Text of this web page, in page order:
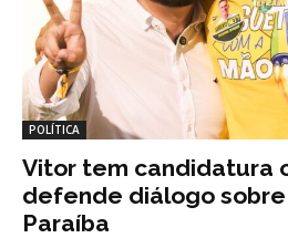
POLÍTICA
Vitor tem candidatura
defende diálogo
Paraíba